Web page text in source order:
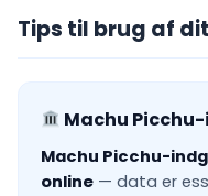
Tips til brug af dit
Machu
Machu Picchu-
online — data er